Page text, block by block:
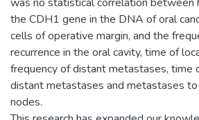
the CDH1 gene in the DNA of oral
cells of operative margin, and the
recurrence in the oral cavity, time of
frequency of distant metastases, time
distant metastases and metastases
nodes.